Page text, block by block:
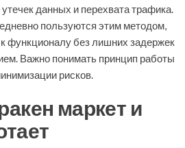
утечек данных и перехвата трафика.
пользуются этим методом,
функционалу без лишних задержек
Важно понимать принцип работы
рисков.
маркет и